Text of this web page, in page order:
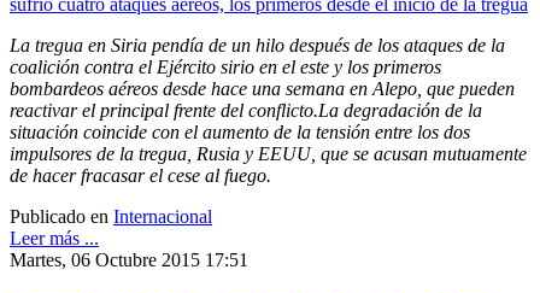
La tregua en Siria pendía de un hilo después de los ataques de la
coalición contra el Ejército sirio en el este y los primeros
bombardeos aéreos desde hace una semana en Alepo, que pueden
reactivar el principal frente del conflicto.La degradación de la
situación coincide con el aumento de la tensión entre los dos
impulsores de la tregua, Rusia y EEUU, que se acusan mutuamente
de hacer fracasar el cese al fuego.
Publicado en Internacional
Leer más ...
Martes, 06 Octubre 2015 17:51